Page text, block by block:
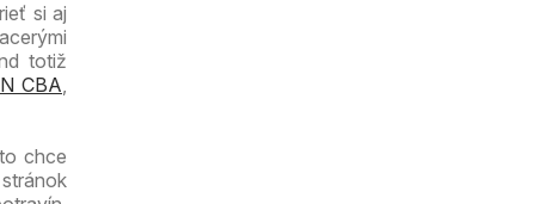
si aj
totiž
CBA,
chce